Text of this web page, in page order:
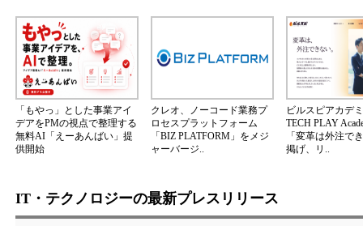
「もやっ」とした事業アイ
デアをPMの視点で整理する
無料AI「えーあんばい」提
供開始
クレオ、ノーコード業務プ
ロセスプラットフォーム
「BIZ PLATFORM」をメジ
ャーバージ..
ビルスピアカデ
TECH PLAY
「変革は外注で
掲げ、リ..
IT・テクノロジーの最新プレスリリース